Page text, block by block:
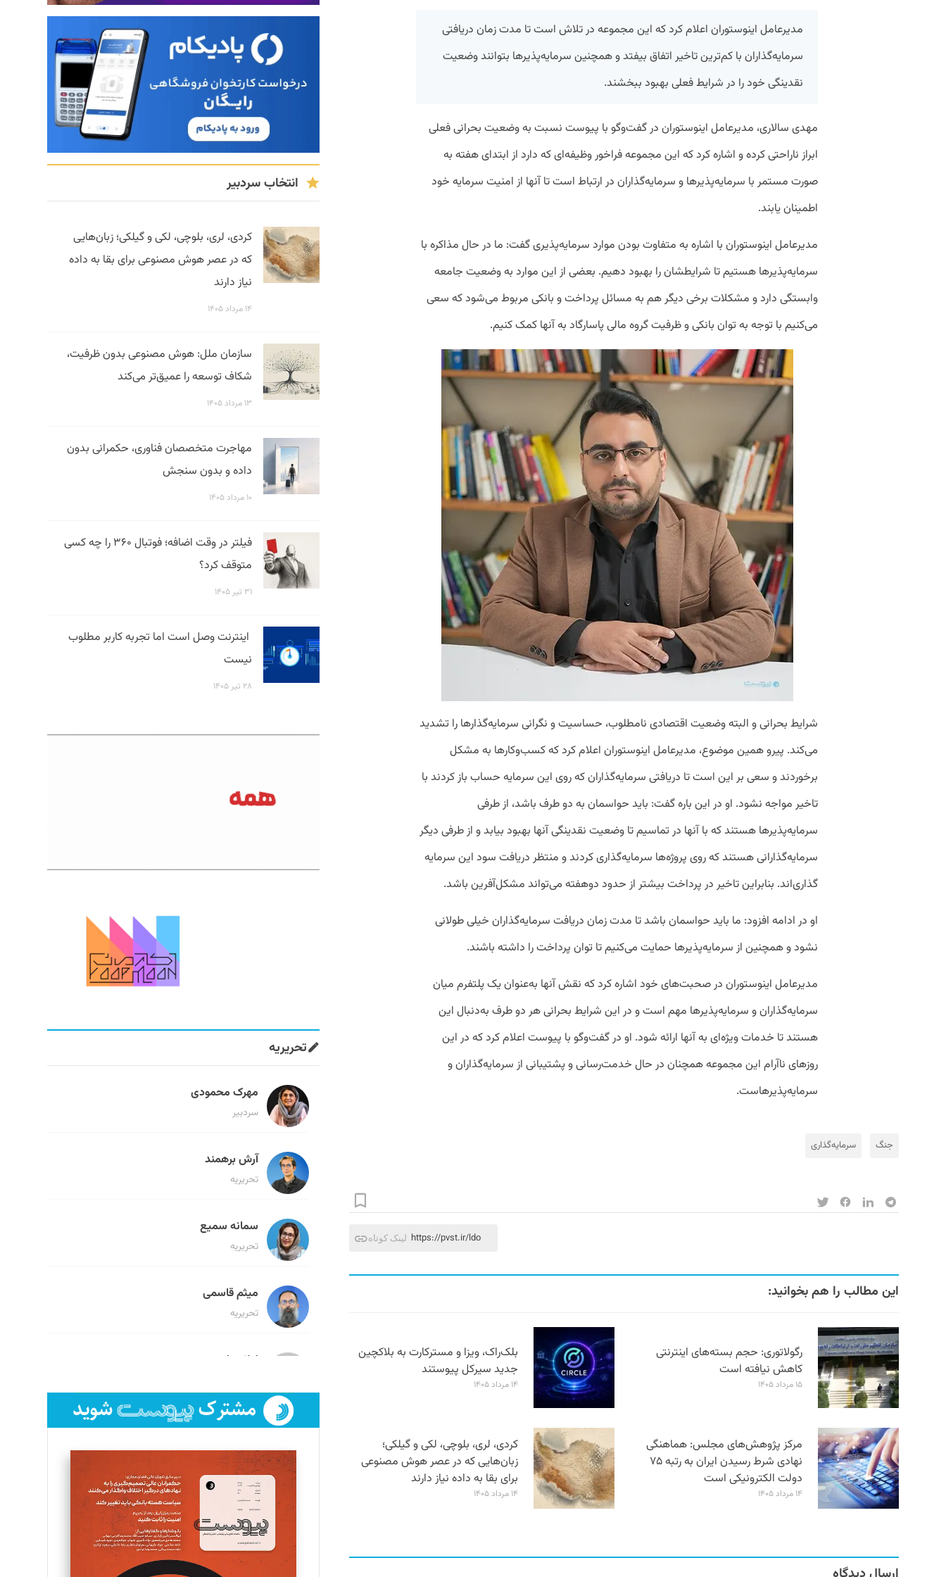
مدیرعامل اینوستوران اعلام کرد که این مجموعه در تلاش است تا مدت زمان دریافتی
سرمایه‌گذاران با کم‌ترین تاخیر اتفاق بیفتد و همچنین سرمایه‌پذیرها بتوانند وضعیت
نقدینگی خود را در شرایط فعلی بهبود ببخشند.
مهدی سالاری، مدیرعامل اینوستوران در گفت‌وگو با پیوست نسبت به وضعیت بحرانی فعلی
ابراز ناراحتی کرده و اشاره کرد که این مجموعه فراخور وظیفه‌ای که دارد از ابتدای هفته به
صورت مستمر با سرمایه‌پذیرها و سرمایه‌گذاران در ارتباط است تا آنها از امنیت سرمایه خود
اطمینان یابند.
مدیرعامل اینوستوران با اشاره به متفاوت بودن موارد سرمایه‌پذیری گفت: ما در حال مذاکره با
سرمایه‌پذیرها هستیم تا شرایطشان را بهبود دهیم. بعضی از این موارد به وضعیت جامعه
وابستگی دارد و مشکلات برخی دیگر هم به مسائل پرداخت و بانکی مربوط می‌شود که سعی
می‌کنیم با توجه به توان بانکی و ظرفیت‌ گروه مالی پاسارگاد به آنها کمک کنیم.
شرایط بحرانی و البته وضعیت اقتصادی نامطلوب، حساسیت و نگرانی سرمایه‌گذارها را تشدید
می‌کند. پیرو همین موضوع، مدیرعامل اینوستوران اعلام کرد که کسب‌وکارها به مشکل
برخوردند و سعی بر این است تا دریافتی سرمایه‌گذاران که روی این سرمایه حساب باز کردند با
تاخیر مواجه نشود. او در این باره گفت: باید حواسمان به دو طرف باشد، از طرفی
سرمایه‌پذیرها هستند که با آنها در تماسیم تا وضعیت نقدینگی آنها بهبود بیابد و از طرفی دیگر
سرمایه‌گذارانی هستند که روی پروژه‌ها سرمایه‌گذاری کردند و منتظر دریافت سود این سرمایه
گذاری‌اند. بنابراین تاخیر در پرداخت بیشتر از حدود دوهفته می‌تواند مشکل‌آفرین باشد.
او در ادامه افزود: ما باید حواسمان باشد تا مدت زمان دریافت سرمایه‌گذاران خیلی طولانی
نشود و همچنین از سرمایه‌پذیرها حمایت می‌کنیم تا توان پرداخت را داشته باشند.
مدیرعامل اینوستوران در صحبت‌های خود اشاره کرد که نقش آنها به‌عنوان یک پلتفرم میان
سرمایه‌گذاران و سرمایه‌پذیرها مهم است و در این شرایط بحرانی هر دو طرف به‌دنبال این
هستند تا خدمات ویژه‌ای به آنها ارائه شود. او در گفت‌وگو با پیوست اعلام کرد که در این
روزهای ناآرام این مجموعه همچنان در حال خدمت‌رسانی و پشتیبانی از سرمایه‌گذاران و
سرمایه‌پذیرهاست.
جنگ سرمایه‌گذاری
لینک کوتاه https://pvst.ir/ldo
این مطالب را هم بخوانید:
رگولاتوری: حجم بسته‌های اینترنتی
کاهش نیافته است
۱۵ مرداد ۱۴۰۵
بلک‌راک، ویزا و مسترکارت به بلاکچین
جدید سیرکل پیوستند
۱۴ مرداد ۱۴۰۵
مرکز پژوهش‌های مجلس: هماهنگی
نهادی شرط رسیدن ایران به رتبه ۷۵
دولت الکترونیکی است
۱۴ مرداد ۱۴۰۵
کردی، لری، بلوچی، لکی و گیلکی؛
زبان‌هایی که در عصر هوش مصنوعی
برای بقا به داده نیاز دارند
۱۴ مرداد ۱۴۰۵
انتخاب سردبیر
کردی، لری، بلوچی، لکی و گیلکی؛ زبان‌هایی
که در عصر هوش مصنوعی برای بقا به داده
نیاز دارند
۱۴ مرداد ۱۴۰۵
سازمان ملل: هوش مصنوعی بدون ظرفیت،
شکاف توسعه را عمیق‌تر می‌کند
۱۳ مرداد ۱۴۰۵
مهاجرت متخصصان فناوری، حکمرانی بدون
داده و بدون سنجش
۱۰ مرداد ۱۴۰۵
فیلتر در وقت اضافه؛ فوتبال ۳۶۰ را چه کسی
متوقف کرد؟
۳۱ تیر ۱۴۰۵
اینترنت وصل است اما تجربه کاربر مطلوب
نیست
۲۸ تیر ۱۴۰۵
تحریریه
مهرک محمودی
سردبیر
آرش برهمند
تحریریه
سمانه سمیع
تحریریه
میثم قاسمی
تحریریه
لیلا حنارود
فائزه فتحی رستمی
تحریریه
سروش کرمیان
تحریریه
مینا پاکدل